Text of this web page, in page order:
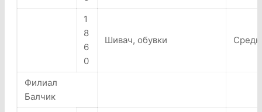
1
8
6
0
Шивач, обувки
Филиал
Балчик